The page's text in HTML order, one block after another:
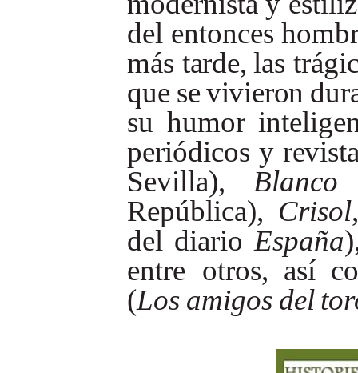
del entonces
más tarde, las
que sevivieron
su humor
periódicos y
Sevilla), Blanco
República), Crisol,
del diario España
entre otros, así
(Los amigos del